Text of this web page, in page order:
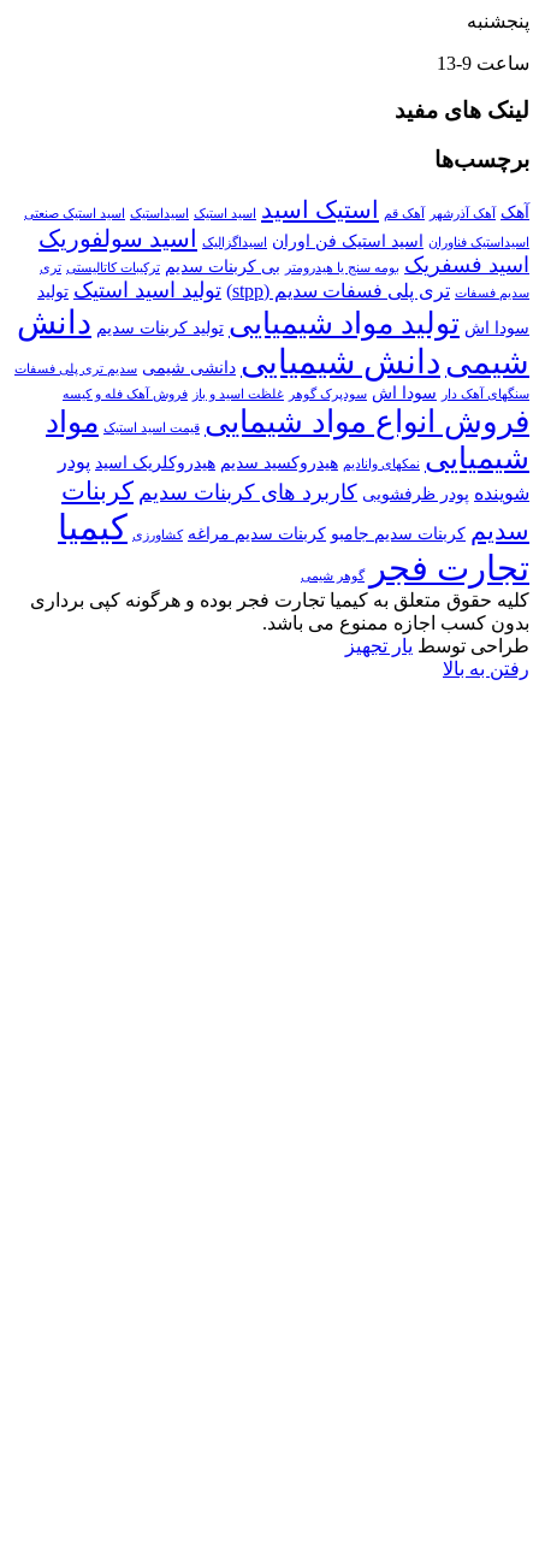
پنجشنبه
ساعت 9-13
لینک های مفید
برچسب‌ها
آهک آهک آذرشهر آهک قم استیک اسید اسید استیک اسیداستیک اسید استیک صنعتی
اسیداستیک فناوران اسید استیک فن اوران اسیداگزالیک اسید سولفوریک
اسید فسفریک بومه سنج یا هیدرومتر بی کربنات سدیم ترکیبات کاتالیستی تری
سدیم فسفات تری پلی فسفات سدیم (stpp) تولید اسید استیک تولید
سودا اش تولید مواد شیمیایی تولید کربنات سدیم دانش
شیمی دانش شیمیایی دانشی شیمی سدیم تری پلی فسفات
سنگهای آهک دار
سودا اش سودپرک گوهر غلظت اسید و باز فروش آهک فله و کیسه
فروش انواع مواد شیمایی قیمت اسید استیک مواد
شیمیایی نمکهای وانادیم هیدروکسید سدیم هیدروکلریک اسید پودر
شوینده پودر ظرفشویی کاربرد های کربنات سدیم کربنات
سدیم کربنات سدیم جامبو کربنات سدیم مراغه کشاورزی کیمیا
تجارت فجر
گوهر شیمی
کلیه حقوق متعلق به کیمیا تجارت فجر بوده و هرگونه کپی برداری
بدون کسب اجازه ممنوع می باشد.
طراحی توسط یار تجهیز
رفتن به بالا